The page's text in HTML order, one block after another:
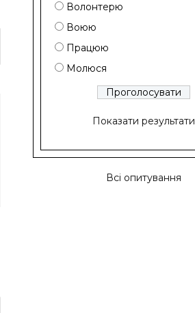
Волонтерю
Воюю
Працюю
Молюся
Показати результати
Всі опитування